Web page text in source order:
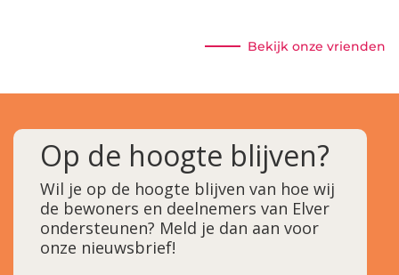
Bekijk onze vrienden
Op de hoogte blijven?
Wil je op de hoogte blijven van hoe wij
de bewoners en deelnemers van Elver
ondersteunen? Meld je dan aan voor
onze nieuwsbrief!